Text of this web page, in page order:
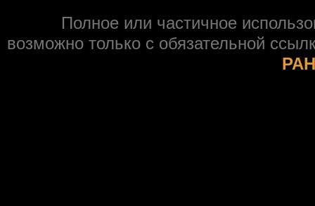
Полное или частичное
возможно только с обязательной